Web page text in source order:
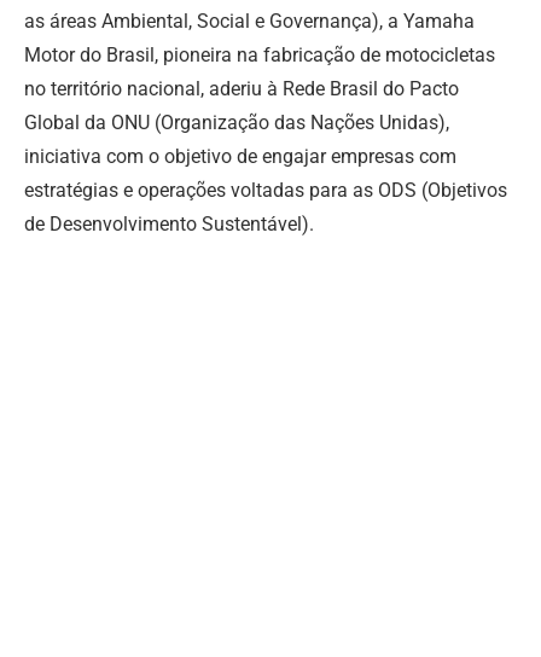
as áreas Ambiental, Social e Governança), a Yamaha
Motor do Brasil, pioneira na fabricação de motocicletas
no território nacional, aderiu à Rede Brasil do Pacto
Global da ONU (Organização das Nações Unidas),
iniciativa com o objetivo de engajar empresas com
estratégias e operações voltadas para as ODS (Objetivos
de Desenvolvimento Sustentável).